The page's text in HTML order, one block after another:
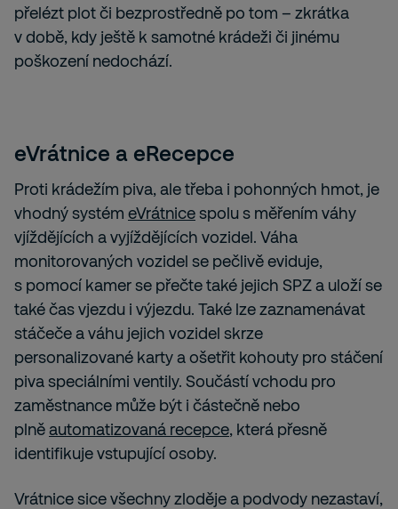
přelézt plot či bezprostředně po tom – zkrátka
v době, kdy ještě k samotné krádeži či jinému
poškození nedochází.
eVrátnice a eRecepce
Proti krádežím piva, ale třeba i pohonných hmot, je
vhodný systém eVrátnicespolu s měřením váhy
vjíždějících a vyjíždějících vozidel. Váha
monitorovaných vozidel se pečlivě eviduje,
s pomocí kamer se přečte také jejich SPZ a uloží se
také čas vjezdu i výjezdu. Také lze zaznamenávat
stáčeče a váhu jejich vozidel skrze
personalizované karty a ošetřit kohouty pro stáčení
piva speciálními ventily. Součástí vchodu pro
zaměstnance může být i částečně nebo
plně automatizovaná recepce, která přesně
identifikuje vstupující osoby.
Vrátnice sice všechny zloděje a podvody nezastaví,